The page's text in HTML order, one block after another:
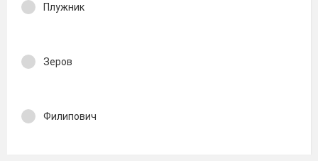
Плужник
Зеров
Филипович